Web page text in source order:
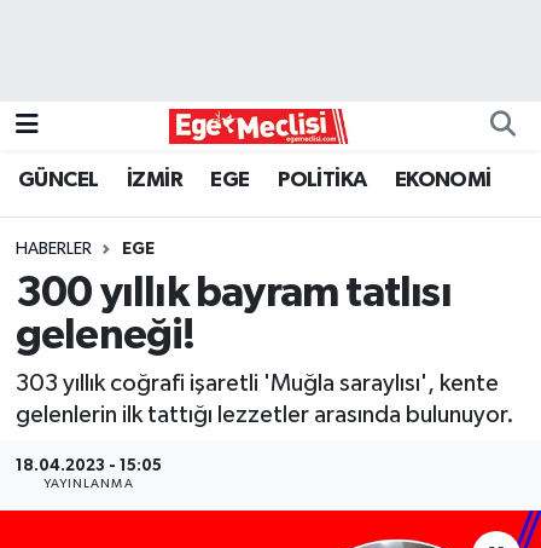
GÜNCEL İZMİR EGE POLİTİKA EKONOMİ
HABERLER EGE
300 yıllık bayram tatlısı
geleneği!
303 yıllık coğrafi işaretli 'Muğla saraylısı', kente
gelenlerin ilk tattığı lezzetler arasında bulunuyor.
18.04.2023 - 15:05
YAYINLANMA
GÜNCEL
İZMİR
ÖZEL HABER
POLİTİKA
Programlar